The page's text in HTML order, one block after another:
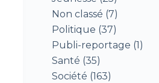
Non classé (7)
Politique (37)
Publi-reportage (1)
Santé (35)
Société (163)